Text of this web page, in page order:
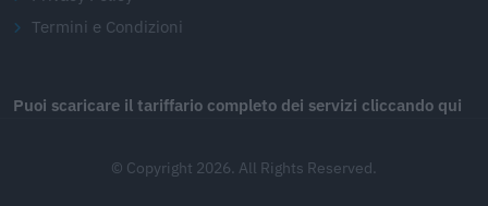
Termini e Condizioni
Puoi scaricare il tariffario completo dei servizi cliccando qui
© Copyright 2026. All Rights Reserved.